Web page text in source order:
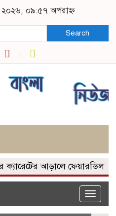
২০২৬, ০৯:৫৭ অপরাহ্ন
Search
আড়ালে ফেয়ারডিল
Toggle